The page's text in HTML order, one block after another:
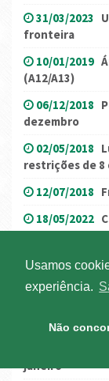
Usamos
experiência.
Não
31/03/2023
fronteira
10/01/2019
(A12/A13)
06/12/2018
dezembro
02/05/2018
restrições de 8
12/07/2018
18/05/2022
em 22 de maio
24/10/2017
de Tende
restrições
janeiro